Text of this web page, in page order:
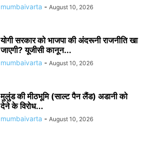
mumbaivarta - August 10, 2026
योगी सरकार को भाजपा की अंदरूनी राजनीति खा
जाएगी? यूजीसी कानून...
mumbaivarta - August 10, 2026
मुलुंड की मीठभूमि (साल्ट पैन लैंड) अडानी को
देने के विरोध...
mumbaivarta - August 10, 2026